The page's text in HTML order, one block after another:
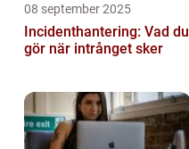
08 september 2025
Incidenthantering: Vad du
gör när intrånget sker